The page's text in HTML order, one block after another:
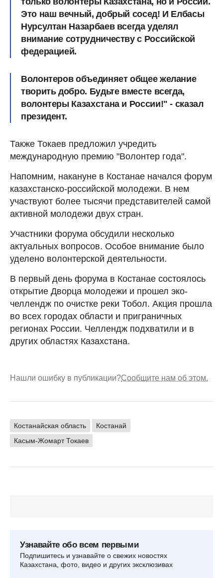
Это наш вечный, добрый сосед! И Елбасы
Нурсултан Назарбаев всегда уделял
внимание сотрудничеству с Российской
федерацией.
Волонтеров объединяет общее желание
творить добро. Будьте вместе всегда,
волонтеры Казахстана и России!" - сказал
президент.
Также Токаев предложил учредить
международную премию "Волонтер года".
Напомним, накануне в Костанае начался форум
казахстанско-российской молодежи. В нем
участвуют более тысячи представителей самой
активной молодежи двух стран.
Участники форума обсудили несколько
актуальных вопросов. Особое внимание было
уделено волонтерской деятельности.
В первый день форума в Костанае состоялось
открытие Дворца молодежи и прошел эко-
челлендж по очистке реки Тобол. Акция прошла
во всех городах области и приграничных
регионах России. Челлендж подхватили и в
других областях Казахстана.
Нашли ошибку в публикации?Сообщите нам об этом.
Костанайская область
Костанай
Касым-Жомарт Токаев
Узнавайте обо всем первыми
Подпишитесь и узнавайте о свежих новостях
Казахстана, фото, видео и других эксклюзивах